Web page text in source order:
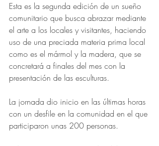
Esta es la segunda edición de un sueño
comunitario que busca abrazar mediante
el arte a los locales y visitantes, haciendo
uso de una preciada materia prima local
como es el mármol y la madera, que se
concretará a finales del mes con la
presentación de las esculturas.
La jornada dio inicio en las últimas horas
con un desfile en la comunidad en el que
participaron unas 200 personas.